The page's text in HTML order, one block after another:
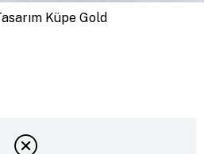
Küpe Gold